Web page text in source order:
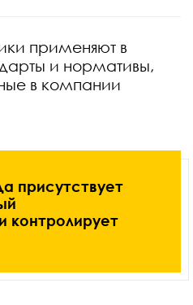
применяют в
и нормативы,
в компании
присутствует
контролирует